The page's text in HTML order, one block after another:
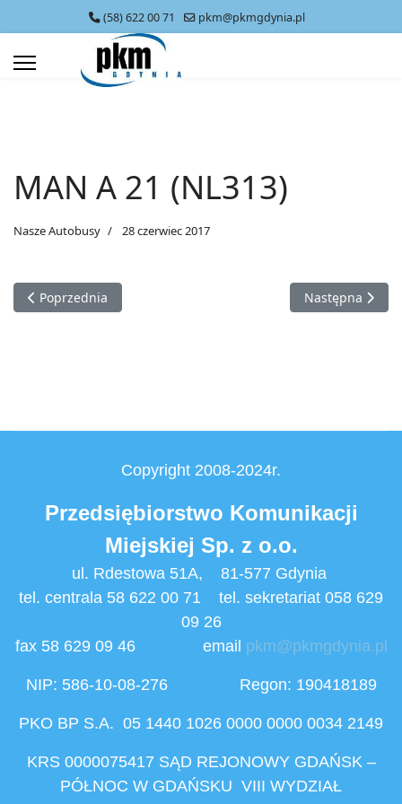
(58) 622 00 71 pkm@pkmgdynia.pl
MAN A 21 (NL313)
Nasze Autobusy 28 czerwiec 2017
Poprzednia strona: MAN A 21 LION'S CITY
Poprzednia Następna
Następna
Copyright 2008-2024r.
Przedsiębiorstwo Komunikacji
Miejskiej Sp. z o.o.
ul. Rdestowa 51A, 81-577 Gdynia
tel. centrala 58 622 00 71 tel. sekretariat 058 629
09 26
fax 58 629 09 46 email pkm@pkmgdynia.pl
NIP: 586-10-08-276 Regon: 190418189
PKO BP S.A. 05 1440 1026 0000 0000 0034 2149
KRS 0000075417 SĄD REJONOWY GDAŃSK –
PÓŁNOC W GDAŃSKU VIII WYDZIAŁ